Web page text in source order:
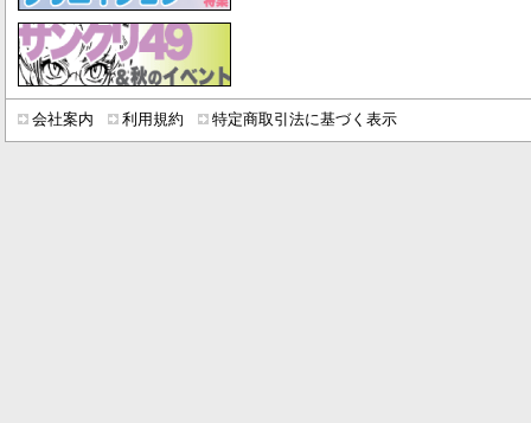
会社案内 利用規約 特定商取引法に基づく表示